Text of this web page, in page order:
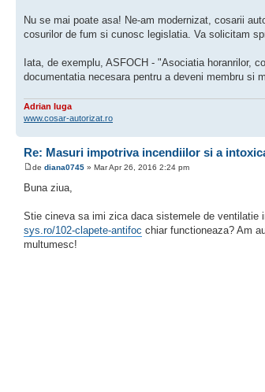
Nu se mai poate asa! Ne-am modernizat, cosarii
cosurilor de fum si cunosc legislatia. Va solicitam
Iata, de exemplu, ASFOCH - "Asociatia horanrilor,
documentatia necesara pentru a deveni membru si
Adrian Iuga
www.cosar-autorizat.ro
Re: Masuri impotriva incendiilor si a
de diana0745 » Mar Apr 26, 2016 2:24 pm
Buna ziua,
Stie cineva sa imi zica daca sistemele de ventilatie
sys.ro/102-clapete-antifoc chiar functioneaza? Am
multumesc!